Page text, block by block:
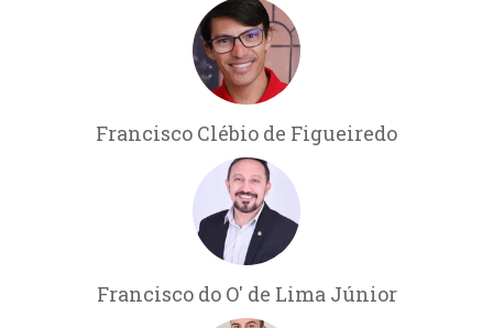
Francisco Clébio de Figueiredo
Francisco do O' de Lima Júnior